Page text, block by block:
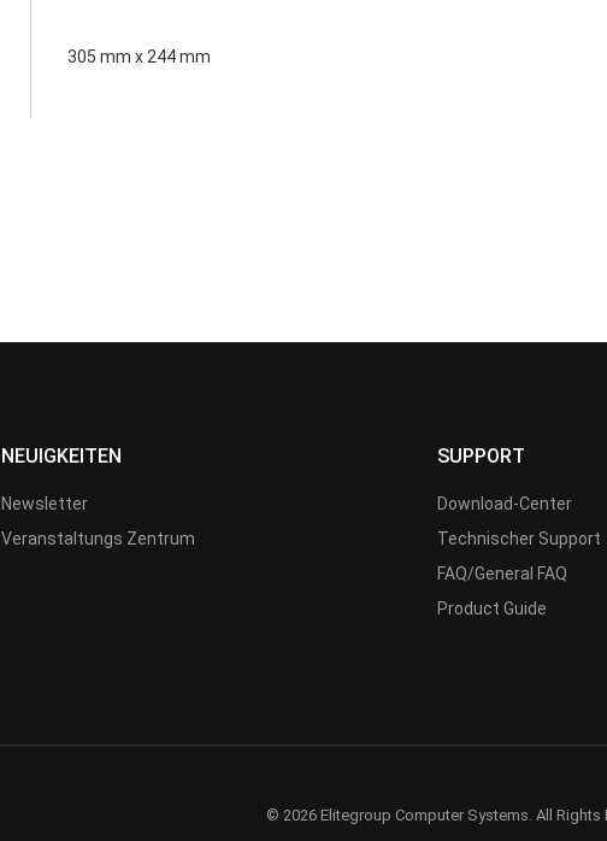
305 mm x 244 mm
NEUIGKEITEN
Newsletter
Veranstaltungs Zentrum
SUPPORT
Download-Center
Technischer Support
FAQ/General FAQ
Product Guide
© 2026 Elitegroup Computer Systems. All Rights